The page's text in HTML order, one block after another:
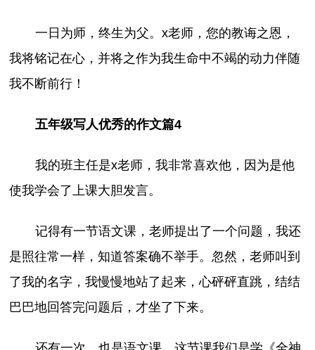
一日为师，终生为父。x老师，您的教诲之恩，
我将铭记在心，并将之作为我生命中不竭的动力伴随
我不断前行！
五年级写人优秀的作文篇4
我的班主任是x老师，我非常喜欢他，因为是他
使我学会了上课大胆发言。
记得有一节语文课，老师提出了一个问题，我还
是照往常一样，知道答案确不举手。忽然，老师叫到
了我的名字，我慢慢地站了起来，心砰砰直跳，结结
巴巴地回答完问题后，才坐了下来。